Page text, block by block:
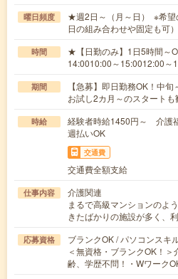
曜日頻度
★週2日～（月～日） ※希望
日の組み合わせや固定も可）
時間
★【日勤のみ】1日5時間～
14:0010:00～15:0012:00～
期間
【急募】即日勤務OK！中
お試し2カ月～のスタートも
時給
経験者時給1450円～ 介護
週払いOK
交通費
交通費全額支給
仕事内容
介護関連
まるで高級マンションのよ
きたばかりの施設が多く、
応募資格
ブランクOK / パソコンスキ
＜無資格・ブランクOK！
齢、学歴不問！・Wワーク